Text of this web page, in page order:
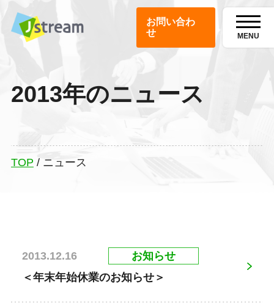
お問い合わ
せ
MENU
2013年のニュース
TOP / ニュース
2013.12.16
お知らせ
＜年末年始休業のお知らせ＞